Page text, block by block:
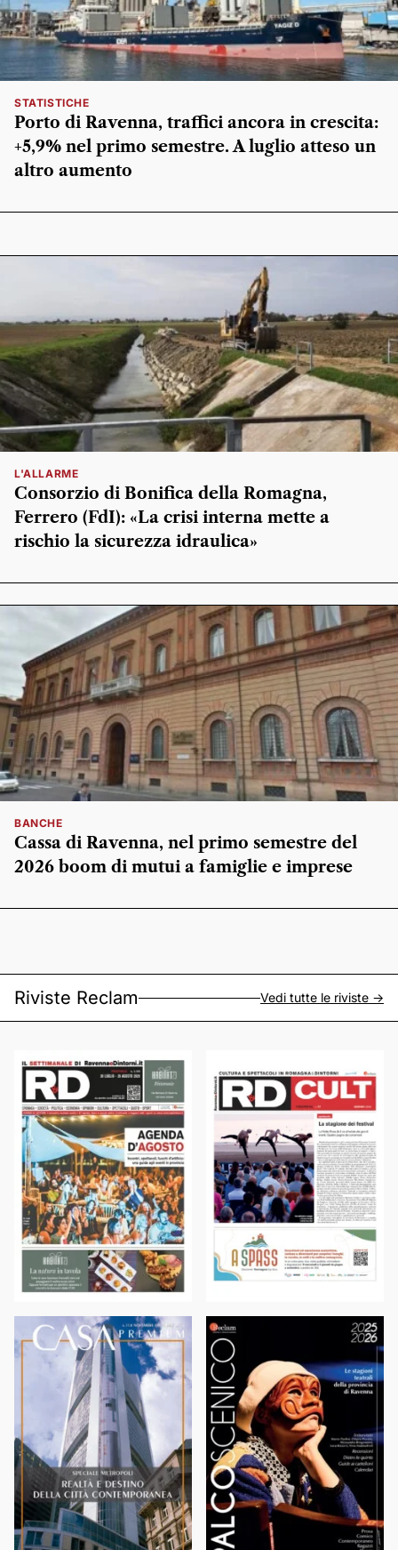
STATISTICHE
Porto di Ravenna, traffici ancora in crescita:
+5,9% nel primo semestre. A luglio atteso un
altro aumento
L'ALLARME
Consorzio di Bonifica della Romagna,
Ferrero (FdI): «La crisi interna mette a
rischio la sicurezza idraulica»
BANCHE
Cassa di Ravenna, nel primo semestre del
2026 boom di mutui a famiglie e imprese
Riviste Reclam Vedi tutte le riviste ->